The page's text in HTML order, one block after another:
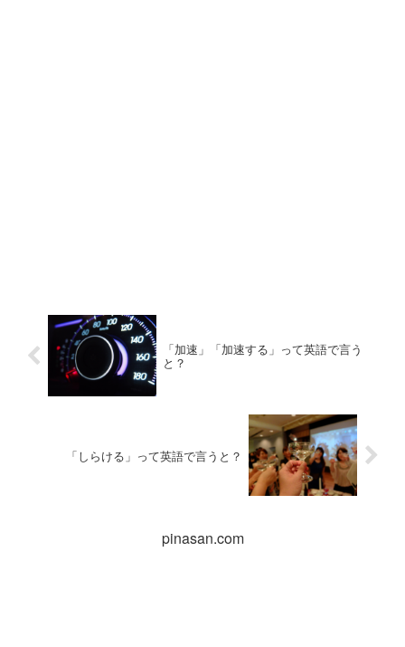
「加速」「加速する」って英語で言う
と？
「しらける」って英語で言うと？
pinasan.com